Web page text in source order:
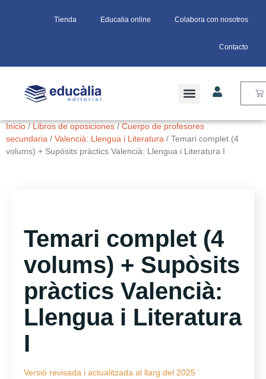
Tienda Educalia online Colabora con nosotros
Contacto
Inicio/Libros de oposiciones/Cuerpo de profesores
secundaria / Valencià: Llengua i Literatura / Temari complet (4
volums) + Supòsits pràctics Valencià: Llengua i Literatura I
Temari complet (4
volums) + Supòsits
pràctics Valencià:
Llengua i Literatura
I
Versió revisada i actualitzada al llarg del 2025